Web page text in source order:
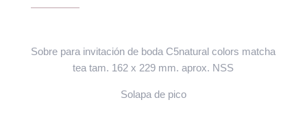
Sobre para invitación de boda C5natural colors matcha
tea tam. 162 x 229 mm. aprox. NSS
Solapa de pico